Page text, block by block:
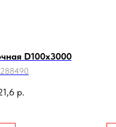
D100х3000
288490
р.